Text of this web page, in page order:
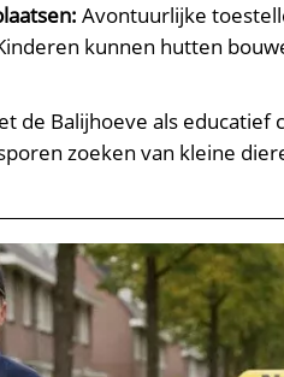
Avontuurlijke
kunnen hutten
de Balijhoeve als
zoeken van kleine